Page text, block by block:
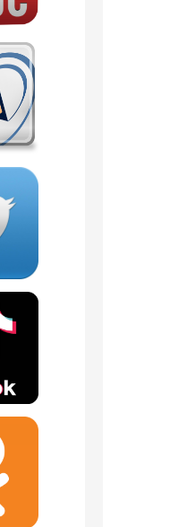
Дезодорант Shaik
SHAIK /
Парфюмированный
дезодорант № 08
Armand Basi In Red
200 мл.
535руб.